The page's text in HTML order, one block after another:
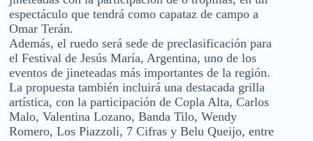
espectáculo que tendrá como capataz de campo a
Omar Terán.
Además, el ruedo será sede de preclasificación para
el Festival de Jesús María, Argentina, uno de los
eventos de jineteadas más importantes de la región.
La propuesta también incluirá una destacada grilla
artística, con la participación de Copla Alta, Carlos
Malo, Valentina Lozano, Banda Tilo, Wendy
Romero, Los Piazzoli, 7 Cifras y Belu Queijo, entre